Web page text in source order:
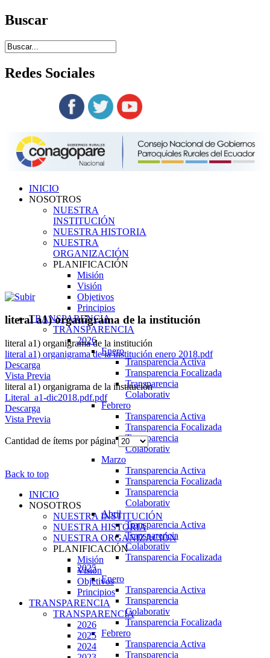
Buscar
Redes Sociales
INICIO
NOSOTROS
NUESTRA
INSTITUCIÓN
NUESTRA HISTORIA
NUESTRA
ORGANIZACIÓN
PLANIFICACIÓN
Misión
Visión
Objetivos
Principios
TRANSPARENCIA
TRANSPARENCIA
2026
Enero
Transparencia Activa
Transparencia Focalizada
Transparencia
Colaborativ
Febrero
Transparencia Activa
Transparencia Focalizada
Transparencia
Colaborativ
Marzo
Transparencia Activa
Transparencia Focalizada
Transparencia
Colaborativ
Abril
Transparencia Activa
Transparencia
Colaborativ
Transparencia Focalizada
2025
Enero
Transparencia Activa
Transparencia
Colaborativ
Transparencia Focalizada
Febrero
Transparencia Activa
Transparencia
literal a1) organigrama de la institución
literal a1) organigrama de la institución
literal a1) organigrama de la institución enero 2018.pdf
Descarga
Vista Previa
literal a1) organigrama de la institución
Literal_a1-dic2018.pdf.pdf
Descarga
Vista Previa
Cantidad de ítems por página
Back to top
INICIO
NOSOTROS
NUESTRA INSTITUCIÓN
NUESTRA HISTORIA
NUESTRA ORGANIZACIÓN
PLANIFICACIÓN
Misión
Visión
Objetivos
Principios
TRANSPARENCIA
TRANSPARENCIA
2026
2025
2024